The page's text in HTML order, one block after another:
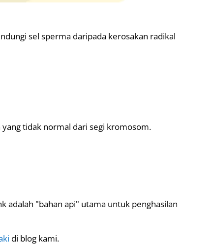
sel sperma daripada kerosakan radikal
tidak normal dari segi kromosom.
adalah "bahan api" utama untuk penghasilan
di blog kami.